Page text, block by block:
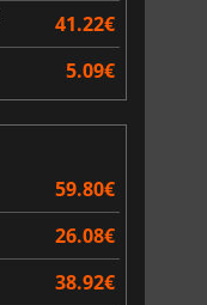
41.22€
5.09€
59.80€
26.08€
38.92€